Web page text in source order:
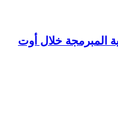
المبرمجة خلال أوت